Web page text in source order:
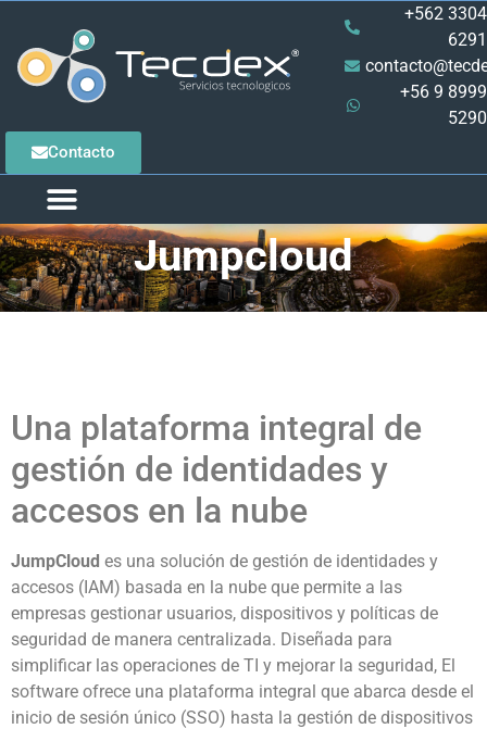
+562 3304
6291
+56 9 8999
5290
Contacto
Jumpcloud
Una plataforma integral de
gestión de identidades y
accesos en la nube
JumpCloud es una solución de gestión de identidades y
accesos (IAM) basada en la nube que permite a las
empresas gestionar usuarios, dispositivos y políticas de
seguridad de manera centralizada. Diseñada para
simplificar las operaciones de TI y mejorar la seguridad, El
software ofrece una plataforma integral que abarca desde el
inicio de sesión único (SSO) hasta la gestión de dispositivos